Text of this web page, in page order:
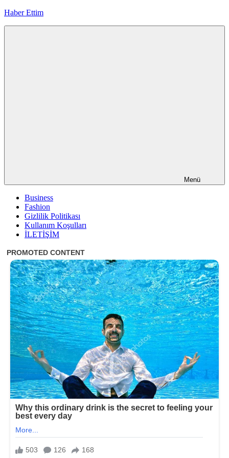
İçeriğe
Haber Ettim
Menü
Business
Fashion
Gizlilik Politikası
Kullanım Koşulları
İLETİŞİM